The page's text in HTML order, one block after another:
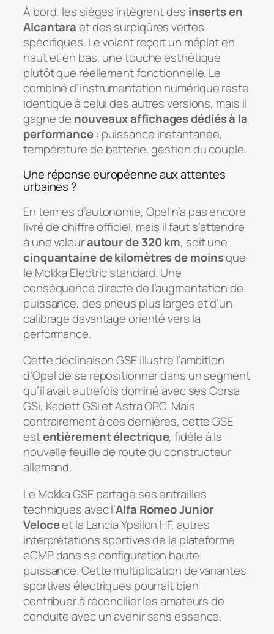
À bord, les sièges intègrent des inserts en
Alcantaraet des surpiqûres vertes
spécifiques. Le volant reçoit un méplat en
haut et en bas, une touche esthétique
plutôt que réellement fonctionnelle. Le
combiné d’instrumentation numérique reste
identique à celui des autres versions, mais il
gagne de nouveaux affichages dédiés à la
performance: puissance instantanée,
température de batterie, gestion du couple.
Une réponse européenne aux attentes
urbaines ?
En termes d’autonomie, Opel n’a pas encore
livré de chiffre officiel, mais il faut s’attendre
à une valeurautour de 320 km, soit une
cinquantaine de kilomètres de moinsque
le Mokka Electric standard. Une
conséquence directe de l’augmentation de
puissance, des pneus plus larges et d’un
calibrage davantage orienté vers la
performance.
Cette déclinaison GSE illustre l’ambition
d’Opel de se repositionner dans un segment
qu’il avait autrefois dominé avec ses Corsa
GSi, Kadett GSi et Astra OPC. Mais
contrairement à ces dernières, cette GSE
estentièrement électrique, fidèle à la
nouvelle feuille de route du constructeur
allemand.
Le Mokka GSE partage ses entrailles
techniques avec l’Alfa Romeo Junior
Veloceet la Lancia Ypsilon HF, autres
interprétations sportives de la plateforme
eCMP dans sa configuration haute
puissance. Cette multiplication de variantes
sportives électriques pourrait bien
contribuer à réconcilier les amateurs de
conduite avec un avenir sans essence.